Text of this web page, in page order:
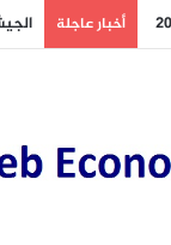
أخبار عاجلة